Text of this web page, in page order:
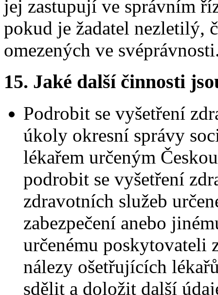
jej zastupují ve správním
pokud je žadatel nezletilý,
omezených ve
15. Jaké další činnosti
Podrobit se vyšetření
úkoly okresní správy
lékařem určeným
podrobit se vyšetření
zdravotních služeb
zabezpečení anebo
určenému poskytovateli
nálezy ošetřujících
sdělit a doložit další